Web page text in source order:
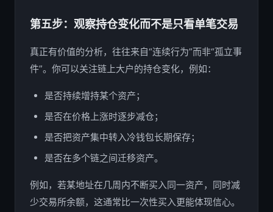
第五步：观察持仓变化而不是只看单笔交易
真正有价值的分析，往往来自“连续行为”而非“孤立事
件”。你可以关注链上大户的持仓变化，例如：
是否持续增持某个资产；
是否在价格上涨时逐步减仓；
是否把资产集中转入冷钱包长期保存；
是否在多个链之间迁移资产。
例如，若某地址在几周内不断买入同一资产，同时减
少交易所余额，这通常比一次性买入更能体现信心。